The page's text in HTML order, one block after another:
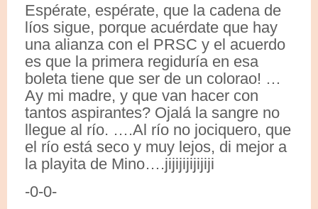
Espérate, espérate, que la cadena de
líos sigue, porque acuérdate que hay
una alianza con el PRSC y el acuerdo
es que la primera regiduría en esa
boleta tiene que ser de un colorao! …
Ay mi madre, y que van hacer con
tantos aspirantes? Ojalá la sangre no
llegue al río. ….Al río no jociquero, que
el río está seco y muy lejos, di mejor a
la playita de Mino….jijijijijijiji
-0-0-